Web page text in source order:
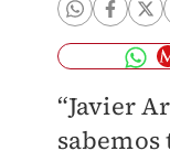
“Javier